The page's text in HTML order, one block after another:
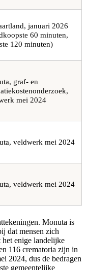
januari 2026
60 minuten,
120 minuten)
graf- en
mei 2024
veldwerk mei 2024
veldwerk mei 2024
Monuta is
dat mensen zich
enige landelijke
116 crematoria zijn in
2024, dus de bedragen
gemeentelijke